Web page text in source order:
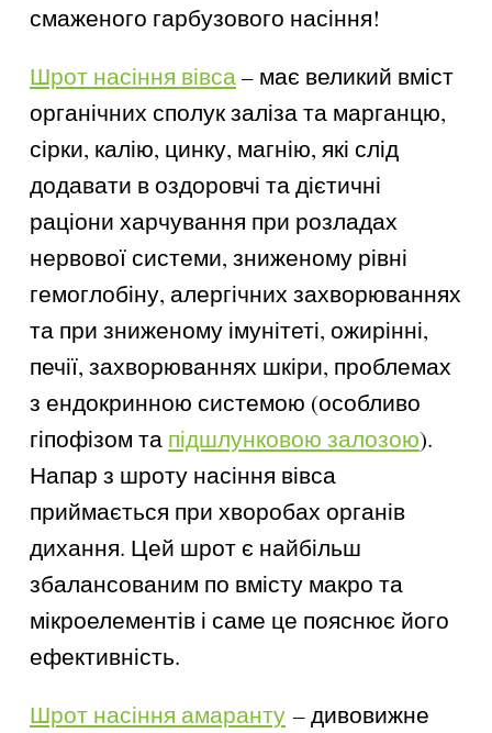
смаженого гарбузового насіння!
Шрот насіння вівса– має великий вміст
органічних сполук заліза та марганцю,
сірки, калію, цинку, магнію, які слід
додавати в оздоровчі та дієтичні
раціони харчування при розладах
нервової системи, зниженому рівні
гемоглобіну, алергічних захворюваннях
та при зниженому імунітеті, ожирінні,
печії, захворюваннях шкіри, проблемах
з ендокринною системою (особливо
гіпофізом та підшлунковою залозою).
Напар з шроту насіння вівса
приймається при хворобах органів
дихання. Цей шрот є найбільш
збалансованим по вмісту макро та
мікроелементів і саме це пояснює його
ефективність.
Шрот насіння амаранту – дивовижне